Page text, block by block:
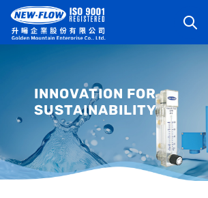
最新消息
知识文章
INNOVATION FOR
SUSTAINABILITY